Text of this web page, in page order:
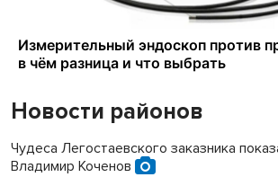
Новости районов
Чудеса Легостаевского заказника
Владимир Коченов